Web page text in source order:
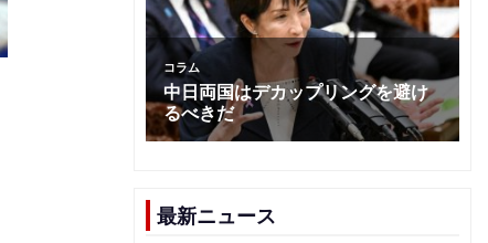
最新ニュース